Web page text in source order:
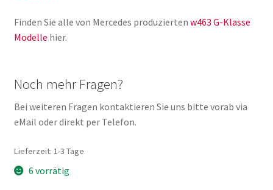
Finden Sie alle von Mercedes produzierten w463 G-Klasse
Modelle hier.
Noch mehr Fragen?
Bei weiteren Fragen kontaktieren Sie uns bitte vorab via
eMail oder direkt per Telefon.
Lieferzeit: 1-3 Tage
6 vorrätig